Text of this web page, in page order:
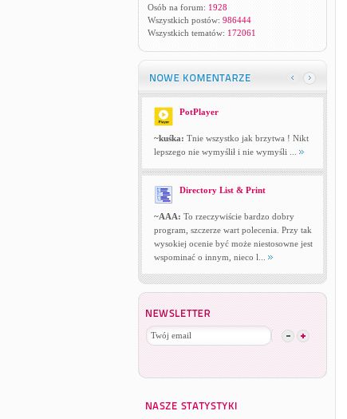
Osób na forum: 1928
Wszystkich postów: 986444
Wszystkich tematów: 172061
PotPlayer
~kuśka: Tnie wszystko jak brzytwa ! Nikt
lepszego nie wymyślił i nie wymyśli ...
Directory List & Print
~AAA: To rzeczywiście bardzo dobry
program, szczerze wart polecenia. Przy tak
wysokiej ocenie być może niestosowne jest
wspominać o innym, nieco l...